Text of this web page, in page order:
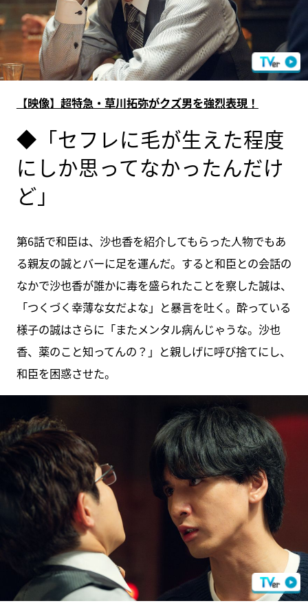
【映像】超特急・草川拓弥がクズ男を強烈表現！
◆「セフレに毛が生えた程度
にしか思ってなかったんだけ
ど」
第6話で和臣は、沙也香を紹介してもらった人物でもあ
る親友の誠とバーに足を運んだ。すると和臣との会話の
なかで沙也香が誰かに毒を盛られたことを察した誠は、
「つくづく幸薄な女だよな」と暴言を吐く。酔っている
様子の誠はさらに「またメンタル病んじゃうな。沙也
香、薬のこと知ってんの？」と親しげに呼び捨てにし、
和臣を困惑させた。